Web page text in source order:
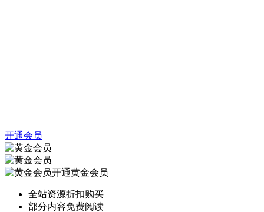
开通会员
开通黄金会员
全站资源折扣购买
部分内容免费阅读